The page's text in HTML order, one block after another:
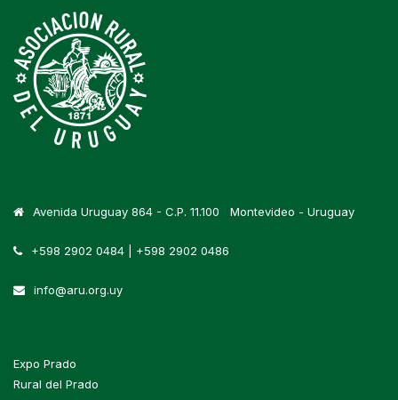
Avenida Uruguay 864 - C.P. 11.100 Montevideo - Uruguay
+598 2902 0484 | +598 2902 0486
info@aru.org.uy
Expo Prado
Rural del Prado